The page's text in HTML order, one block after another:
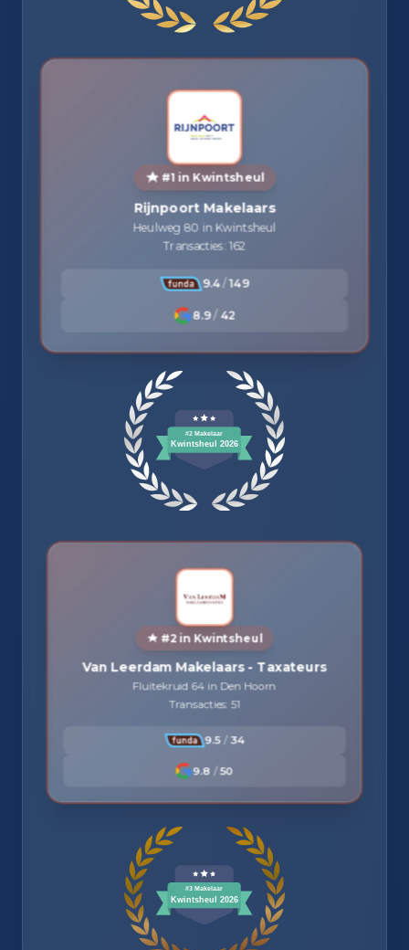
#1 in Kwintsheul
Rijnpoort Makelaars
Heulweg 80 in Kwintsheul
Transacties: 162
9.4/ 149
8.9/ 42
#2 in Kwintsheul
Van Leerdam Makelaars - Taxateurs
Fluitekruid 64 in Den Hoorn
Transacties: 51
9.5 / 34
9.8 / 50